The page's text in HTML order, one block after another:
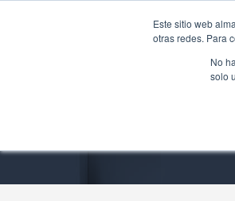
Este sitio web
otras redes. Para
No
solo